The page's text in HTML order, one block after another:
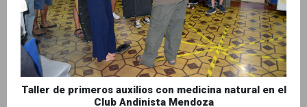
Taller de primeros auxilios con medicina natural en el
Club Andinista Mendoza